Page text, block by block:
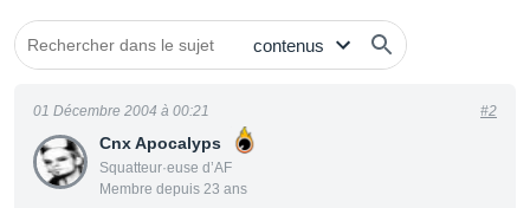
Cnx Apocalyps
Squatteur·euse d’AF
Membre depuis 23 ans
01 Décembre 2004 à 00:21 #2